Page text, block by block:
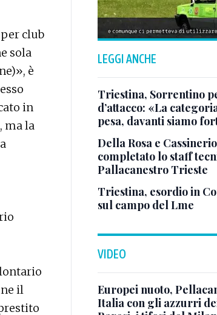
club
sola
è
in
ma la
il
LEGGI ANCHE
Triestina, Sorrentino
d’attacco: «La
pesa, davanti siamo
Della Rosa e
completato lo staff
Pallacanestro Trieste
Triestina, esordio in
sul campo del Lme
VIDEO
Europei nuoto,
Italia con gli azzurri